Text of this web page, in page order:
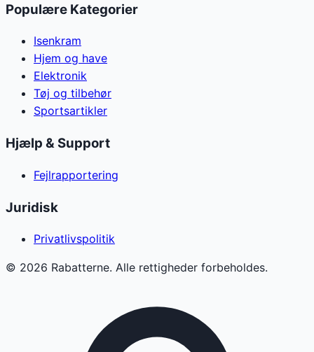
Populære Kategorier
Isenkram
Hjem og have
Elektronik
Tøj og tilbehør
Sportsartikler
Hjælp & Support
Fejlrapportering
Juridisk
Privatlivspolitik
© 2026 Rabatterne. Alle rettigheder forbeholdes.